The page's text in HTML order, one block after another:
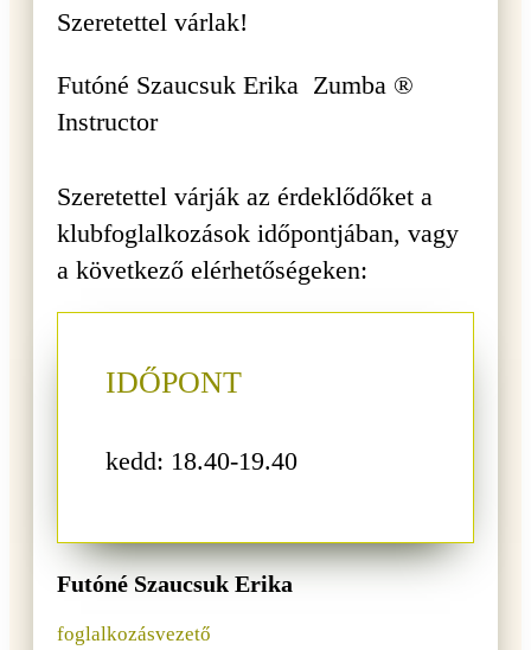
Szeretettel várlak!
Futóné Szaucsuk Erika Zumba ®
Instructor
Szeretettel várják az érdeklődőket a
klubfoglalkozások időpontjában, vagy
a következő elérhetőségeken:
IDŐPONT
kedd: 18.40-19.40
Futóné Szaucsuk Erika
foglalkozásvezető